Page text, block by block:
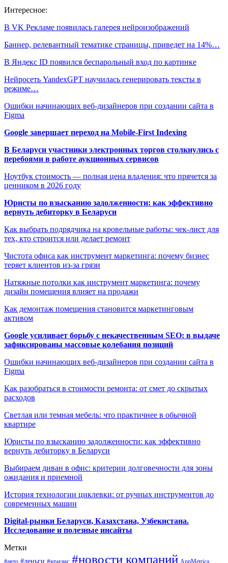
Интересное:
В VK Рекламе появилась галерея нейроизображений
Баннер, релевантный тематике страницы, приведет на 14%…
В Яндекс ID появился беспарольный вход по картинке
Нейросеть YandexGPT научилась генерировать тексты в
режиме…
Ошибки начинающих веб-дизайнеров при создании сайта в
Figma
Google завершает переход на Mobile-First Indexing
В Беларуси участники электронных торгов столкнулись с
перебоями в работе аукционных сервисов
Ноутбук стоимость — полная цена владения: что прячется за
ценником в 2026 году
Юристы по взысканию задолженности: как эффективно
вернуть дебиторку в Беларуси
Как выбрать подрядчика на кровельные работы: чек-лист для
тех, кто строится или делает ремонт
Чистота офиса как инструмент маркетинга: почему бизнес
теряет клиентов из-за грязи
Натяжные потолки как инструмент маркетинга: почему
дизайн помещения влияет на продажи
Как демонтаж помещения становится маркетинговым
активом
Google усиливает борьбу с некачественным SEO: в выдаче
зафиксированы массовые колебания позиций
Ошибки начинающих веб-дизайнеров при создании сайта в
Figma
Как разобраться в стоимости ремонта: от смет до скрытых
расходов
Светлая или темная мебель: что практичнее в обычной
квартире
Юристы по взысканию задолженности: как эффективно
вернуть дебиторку в Беларуси
Выбираем диван в офис: критерии долговечности для зоны
ожидания и приемной
История технологии циклевки: от ручных инструментов до
современных машин
Digital-рынки Беларуси, Казахстана, Узбекистана.
Исследование и полезные инсайты
Метки
#авто #деньги #кризис #новости компаний AppMetrica